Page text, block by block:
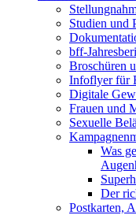
Studien und
bff-
Broschüren
Infoflyer für
Digitale
Frauen und
Sexuelle
Was
Der
Postkarten,